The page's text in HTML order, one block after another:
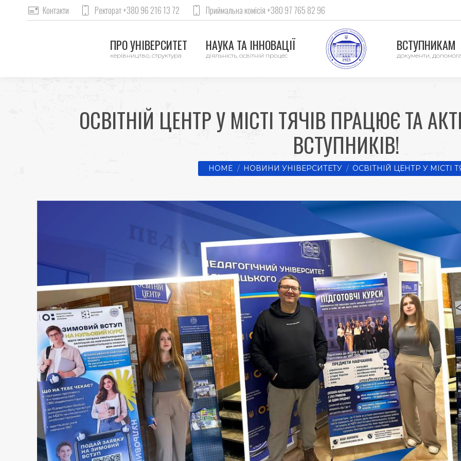
Контакти Ректорат +380 96 216 13 72 Приймальна комісія +380 97 765 82 96
ПРО УНІВЕРСИТЕТ
керівництво, структура
НАУКА ТА ІННОВАЦІЇ
діяльність, освітній процес
ВСТУПНИКАМ
документи,
ОСВІТНІЙ ЦЕНТР У МІСТІ ТЯЧІВ ПРАЦЮЄ ТА
ВСТУПНИКІВ!
You are here:
HOME НОВИНИ УНІВЕРСИТЕТУ ОСВІТНІЙ ЦЕНТР У МІСТІ